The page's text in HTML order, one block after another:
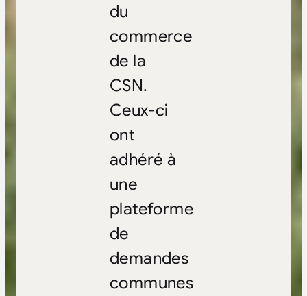
du
commerce
de la
CSN.
Ceux-ci
ont
adhéré à
une
plateforme
de
demandes
communes